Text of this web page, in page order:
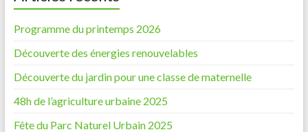
Programme du printemps 2026
Découverte des énergies renouvelables
Découverte du jardin pour une classe de maternelle
48h de l’agriculture urbaine 2025
Fête du Parc Naturel Urbain 2025